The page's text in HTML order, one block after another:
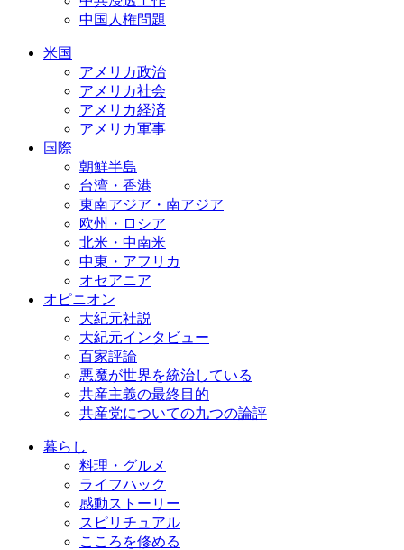
中国人権問題
米国
アメリカ政治
アメリカ社会
アメリカ経済
アメリカ軍事
国際
朝鮮半島
台湾・香港
東南アジア・南アジア
欧州・ロシア
北米・中南米
中東・アフリカ
オセアニア
オピニオン
大紀元社説
大紀元インタビュー
百家評論
悪魔が世界を統治している
共産主義の最終目的
共産党についての九つの論評
暮らし
料理・グルメ
ライフハック
感動ストーリー
スピリチュアル
こころを修める